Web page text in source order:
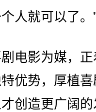
人就可以了。
影为媒，正
优势，厚植
创造更广阔